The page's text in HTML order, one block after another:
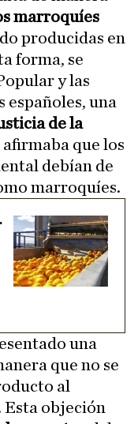
marroquíes
producidas en
forma, se
y las
españoles, una
de la
que los
debían de
marroquíes.
una
que no se
al
objeción